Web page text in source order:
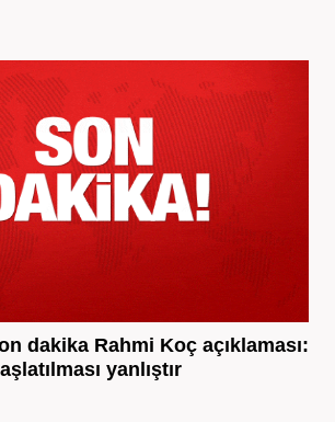
dakika Rahmi Koç açıklaması:
yanlıştır